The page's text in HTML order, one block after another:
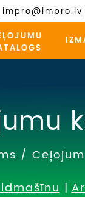
impro@impro.lv
/
|